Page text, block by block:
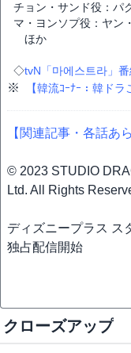
チョン・サンド役：パ
マ・ヨンソプ役：ヤン
ほか
◇tvN「마에스트라」番
※ 【韓流ｺｰﾅｰ：韓ドラ
【関連記事・各話あ
© 2023 STUDIO
Ltd. All Rights
ディズニープラス ス
独占配信開始
クローズアップ